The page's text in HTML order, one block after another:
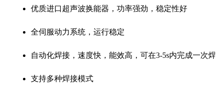
优质进口超声波换能器，功率强劲，稳定性好
全伺服动力系统，运行稳定
自动化焊接，速度快，能效高，可在3-5s内完成一次焊
支持多种焊接模式